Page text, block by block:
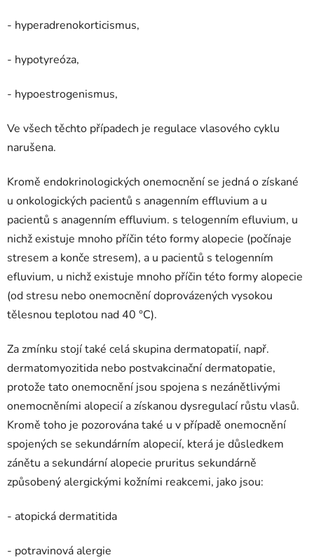
- hyperadrenokorticismus,
- hypotyreóza,
- hypoestrogenismus,
Ve všech těchto případech je regulace vlasového cyklu
narušena.
Kromě endokrinologických onemocnění se jedná o získané
u onkologických pacientů s anagenním effluvium a u
pacientů s anagenním effluvium. s telogenním efluvium, u
nichž existuje mnoho příčin této formy alopecie (počínaje
stresem a konče stresem), a u pacientů s telogenním
efluvium, u nichž existuje mnoho příčin této formy alopecie
(od stresu nebo onemocnění doprovázených vysokou
tělesnou teplotou nad 40 °C).
Za zmínku stojí také celá skupina dermatopatií, např.
dermatomyozitida nebo postvakcinační dermatopatie,
protože tato onemocnění jsou spojena s nezánětlivými
onemocněními alopecií a získanou dysregulací růstu vlasů.
Kromě toho je pozorována také u v případě onemocnění
spojených se sekundárním alopecií, která je důsledkem
zánětu a sekundární alopecie pruritus sekundárně
způsobený alergickými kožními reakcemi, jako jsou:
- atopická dermatitida
- potravinová alergie